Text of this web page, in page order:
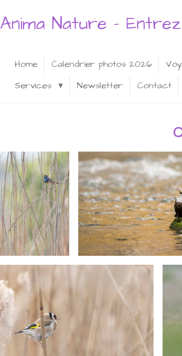
Anima Nature -
Home Calendrier photos 2026
Services
Newsletter Contact